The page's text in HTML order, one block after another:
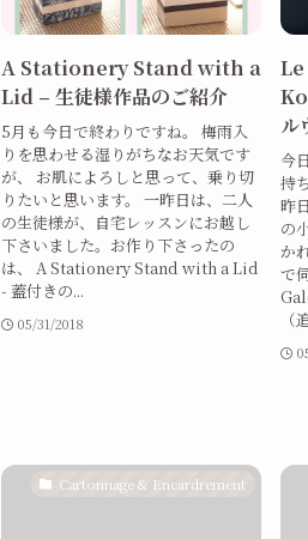
A Stationery Stand with a
Lid – 生徒様作品のご紹介
5月も今日で終わりですね。 梅雨入
りを思わせる湿りがちなお天気です
が、 お肌によろしと思って、乗り切
りたいと思います。 一昨日は、二人
の生徒様が、自宅レッスンにお越し
下さいました。お作り下さったの
は、 A Stationery Stand with a Lid
- 蓋付きの...
05/31/2018
ル
今
持
昨
の
か
で
（
Cartonnage & Encardrement